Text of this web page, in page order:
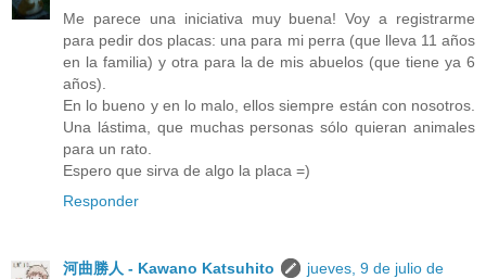
Me parece una iniciativa muy buena! Voy a registrarme
para pedir dos placas: una para mi perra (que lleva 11 años
en la familia) y otra para la de mis abuelos (que tiene ya 6
años).
En lo bueno y en lo malo, ellos siempre están con nosotros.
Una lástima, que muchas personas sólo quieran animales
para un rato.
Espero que sirva de algo la placa =)
Responder
河曲勝人 - Kawano Katsuhito
jueves, 9 de julio de